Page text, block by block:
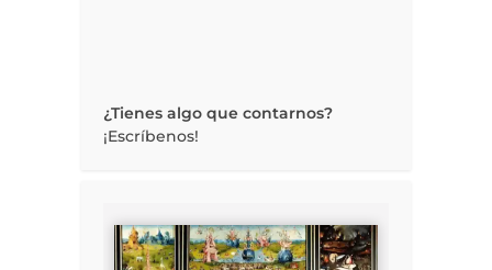
¿Tienes algo que contarnos?
¡Escríbenos!